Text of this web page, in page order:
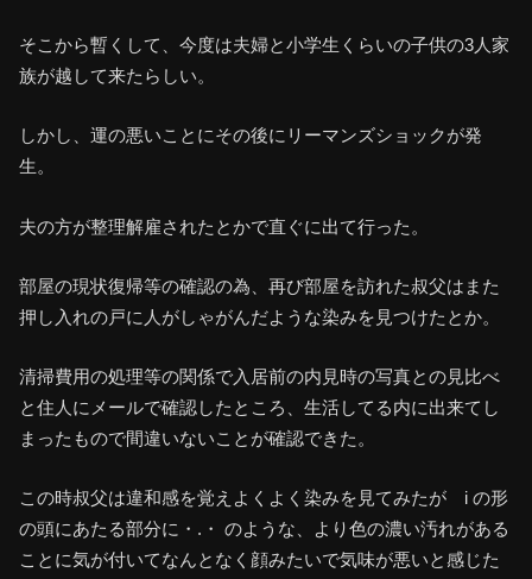
そこから暫くして、今度は夫婦と小学生くらいの子供の3人家
族が越して来たらしい。
しかし、運の悪いことにその後にリーマンズショックが発
生。
夫の方が整理解雇されたとかで直ぐに出て行った。
部屋の現状復帰等の確認の為、再び部屋を訪れた叔父はまた
押し入れの戸に人がしゃがんだような染みを見つけたとか。
清掃費用の処理等の関係で入居前の内見時の写真との見比べ
と住人にメールで確認したところ、生活してる内に出来てし
まったもので間違いないことが確認できた。
この時叔父は違和感を覚えよくよく染みを見てみたが i の形
の頭にあたる部分に・.・ のような、より色の濃い汚れがある
ことに気が付いてなんとなく顔みたいで気味が悪いと感じた